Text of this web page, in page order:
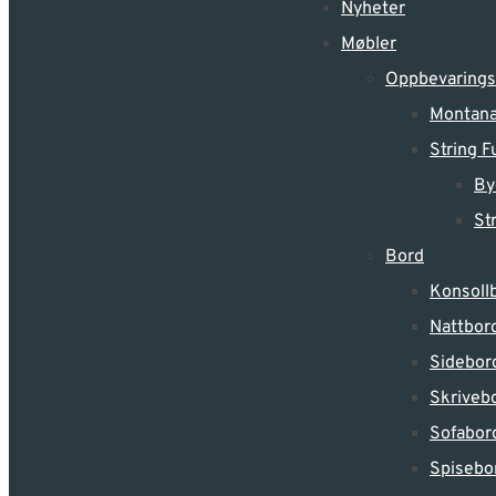
Nyheter
Møbler
String
Bord